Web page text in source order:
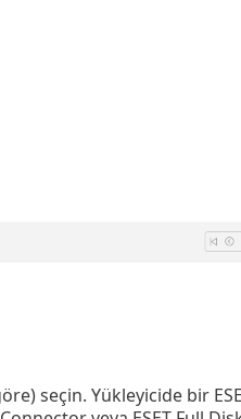
seçin. Yükleyicide bir